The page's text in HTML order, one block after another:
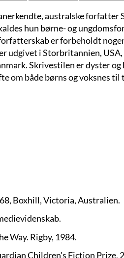
australske forfatter
hun børne- og
er forbeholdt
udgivet i Storbritannien, USA,
Skrivestilen er dyster og
om både børns og voksnes til
Boxhill, Victoria, Australien.
Way. Rigby, 1984.
Children's Fiction Prize,